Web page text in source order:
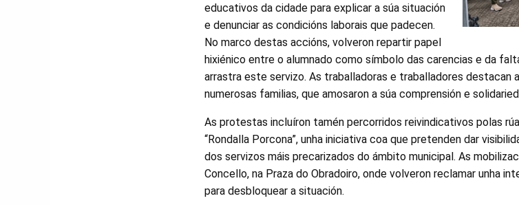
educativos da cidade para explicar a súa situación
e denunciar as condicións laborais que padecen.
No marco destas accións, volveron repartir papel
hixiénico entre o alumnado como símbolo das carencias e da
arrastra este servizo. As traballadoras e traballadores destacan
numerosas familias, que amosaron a súa comprensión e
As protestas incluíron tamén percorridos reivindicativos polas
“Rondalla Porcona”, unha iniciativa coa que pretenden dar
dos servizos máis precarizados do ámbito municipal. As
Concello, na Praza do Obradoiro, onde volveron reclamar unha
para desbloquear a situación.